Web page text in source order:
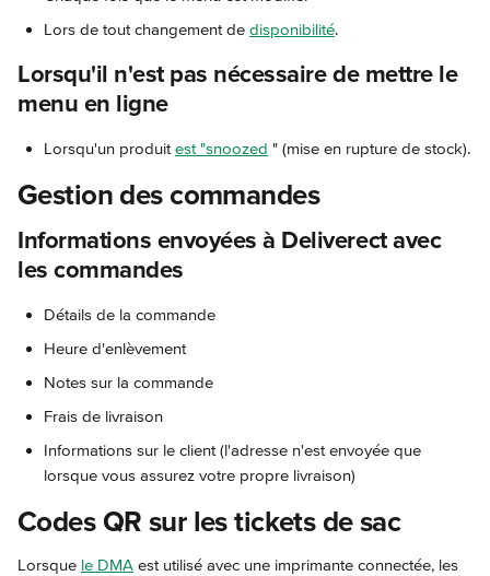
Lors de tout changement de disponibilité.
Lorsqu'il n'est pas nécessaire de mettre le
menu en ligne
Lorsqu'un produit est "snoozed " (mise en rupture de stock).
Gestion des commandes
Informations envoyées à Deliverect avec
les commandes
Détails de la commande
Heure d'enlèvement
Notes sur la commande
Frais de livraison
Informations sur le client (l'adresse n'est envoyée que
lorsque vous assurez votre propre livraison)
Codes QR sur les tickets de sac
Lorsque le DMA est utilisé avec une imprimante connectée, les